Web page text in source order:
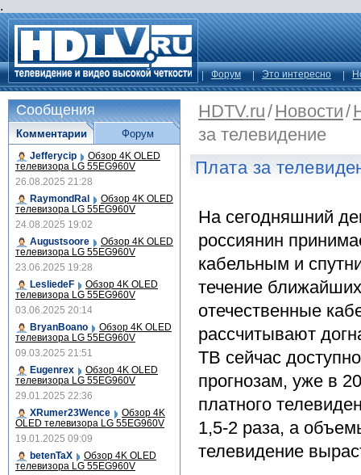
.
Форум Это интересно
HDTV.ru/Новости/
за телевидение
Плата за
На сегодняшний
россиянин
кабельным и
течение
отечественные
рассчитывают
ТВ сейчас
прогнозам, уже в
платного
1,5-2 раза, а
телевидение
Сообщения
Комментарии
Jefferycip Обзор 4K OLED
телевизора LG 55EG960V
26.08.2025 21:28
RaymondRal
Обзор 4K OLED
телевизора LG 55EG960V
24.08.2025 19:02
Augustsoore
Обзор 4K OLED
телевизора LG 55EG960V
23.06.2025 19:28
LesliedeF
Обзор 4K OLED
телевизора LG 55EG960V
03.06.2025 20:14
BryanBoano
Обзор 4K OLED
телевизора LG 55EG960V
09.03.2025 21:51
Eugenrex
Обзор 4K OLED
телевизора LG 55EG960V
29.01.2025 22:36
XRumer23Wence
Обзор 4K
OLED телевизора LG 55EG960V
19.01.2025 09:09
betenTaX
Обзор 4K OLED
телевизора LG 55EG960V
Форум